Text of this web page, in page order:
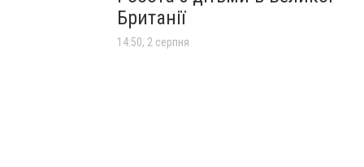
Британії
14:50, 2 серпня